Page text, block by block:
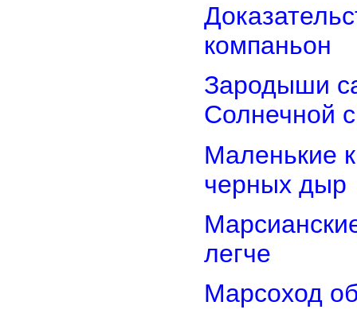
компаньон
Зародыши
Солнечной
Маленькие
черных дыр
легче
Марсоход